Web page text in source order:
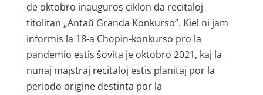
de oktobro inauguros ciklon da recitaloj
titolitan „Antaŭ Granda Konkurso”. Kiel ni jam
informis la 18-a Chopin-konkurso pro la
pandemio estis ŝovita je oktobro 2021, kaj la
nunaj majstraj recitaloj estis planitaj por la
periodo origine destinta por la